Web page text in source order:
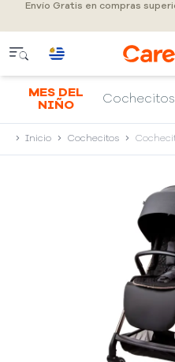
Envío Gratis en compras
MES DEL
NIÑO
Cochecitos
Inicio Cochecitos